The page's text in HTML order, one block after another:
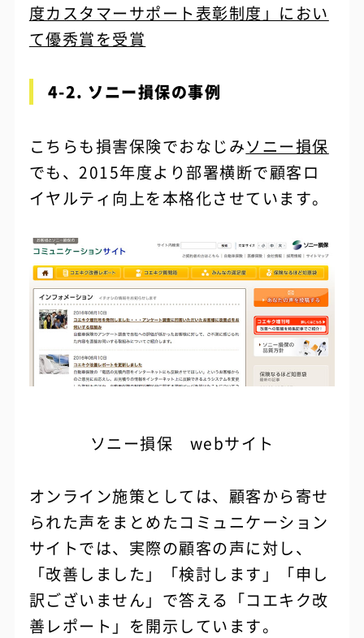
度カスタマーサポート表彰制度」におい
て優秀賞を受賞
4-2. ソニー損保の事例
こちらも損害保険でおなじみソニー損保
でも、2015年度より部署横断で顧客ロ
イヤルティ向上を本格化させています。
ソニー損保 webサイト
オンライン施策としては、顧客から寄せ
られた声をまとめたコミュニケーション
サイトでは、実際の顧客の声に対し、
「改善しました」「検討します」「申し
訳ございません」で答える「コエキク改
善レポート」を開示しています。